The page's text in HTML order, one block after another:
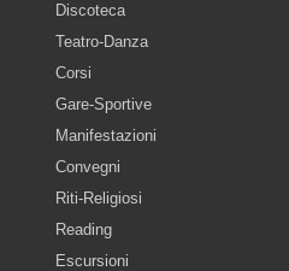
Discoteca
Teatro-Danza
Corsi
Gare-Sportive
Manifestazioni
Convegni
Riti-Religiosi
Reading
Escursioni